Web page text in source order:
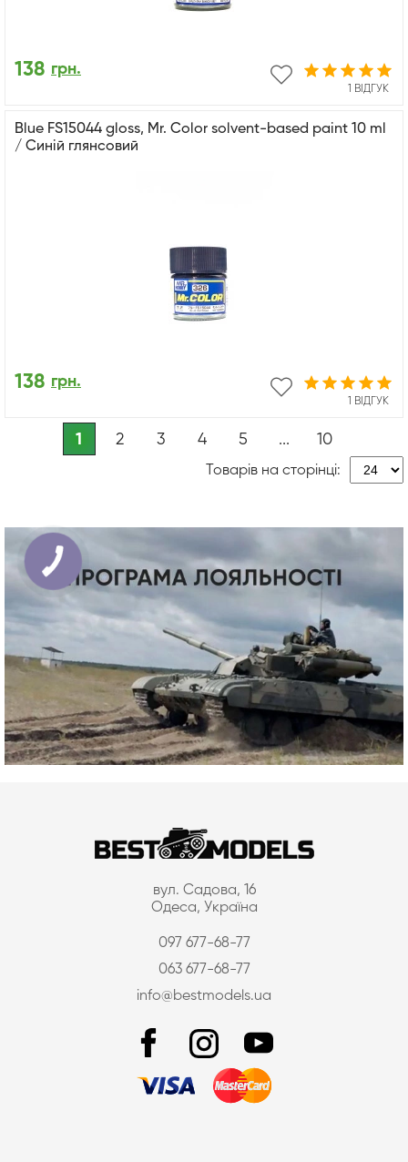
1 ВІДГУК
138 грн.
Blue FS15044 gloss, Mr. Color solvent-based paint 10 ml
/ Синій глянсовий
1 ВІДГУК
138 грн.
1 2 3 4 5 ... 10
Товарів на сторінці:
вул. Садова, 16
Одеса, Україна
097 677-68-77
063 677-68-77
info@bestmodels.ua